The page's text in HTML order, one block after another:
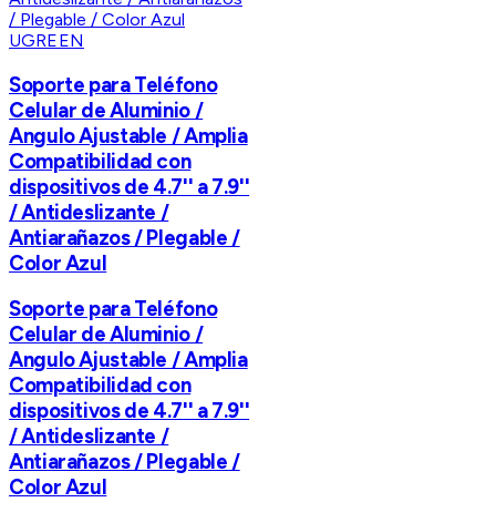
UGREEN
Soporte para Teléfono
Celular de Aluminio /
Angulo Ajustable / Amplia
Compatibilidad con
dispositivos de 4.7'' a 7.9''
/ Antideslizante /
Antiarañazos / Plegable /
Color Azul
Soporte para Teléfono
Celular de Aluminio /
Angulo Ajustable / Amplia
Compatibilidad con
dispositivos de 4.7'' a 7.9''
/ Antideslizante /
Antiarañazos / Plegable /
Color Azul